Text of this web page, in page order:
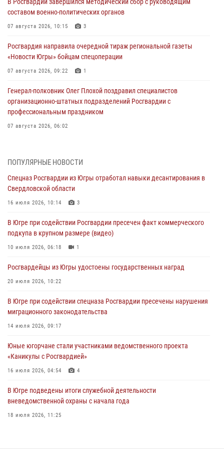
составом военно-политических органов
07 августа 2026, 10:15 3
Росгвардия направила очередной тираж региональной газеты
«Новости Югры» бойцам спецоперации
07 августа 2026, 09:22 1
Генерал-полковник Олег Плохой поздравил специалистов
организационно-штатных подразделений Росгвардии с
профессиональным праздником
07 августа 2026, 06:02
Военнослужащие Росгвардии сбили дрон-разведчик ВСУ на южном
направлении
Офицеры Росгвардии и ветераны войск правопорядка почтили
память генерала армии Ивана Кирилловича Яковлева
В Югре при силовой поддержке ОМОН Росгвардии задержаны
06 августа 2026, 09:07 2 1
Урайский отдел вневедомственной охраны Росгвардии отмечает
05 августа 2026, 12:01 3
ПОПУЛЯРНЫЕ НОВОСТИ
Спецназ Росгвардии из Югры отработал навыки десантирования в
Свердловской области
16 июля 2026, 10:14 3
В Югре при содействии Росгвардии пресечен факт коммерческого
подкупа в крупном размере (видео)
10 июля 2026, 06:18 1
Росгвардейцы из Югры удостоены государственных наград
20 июля 2026, 10:22
В Югре при содействии спецназа Росгвардии пресечены нарушения
миграционного законодательства
14 июля 2026, 09:17
Юные югорчане стали участниками ведомственного проекта
«Каникулы с Росгвардией»
16 июля 2026, 04:54 4
В Югре подведены итоги служебной деятельности
вневедомственной охраны с начала года
18 июля 2026, 11:25